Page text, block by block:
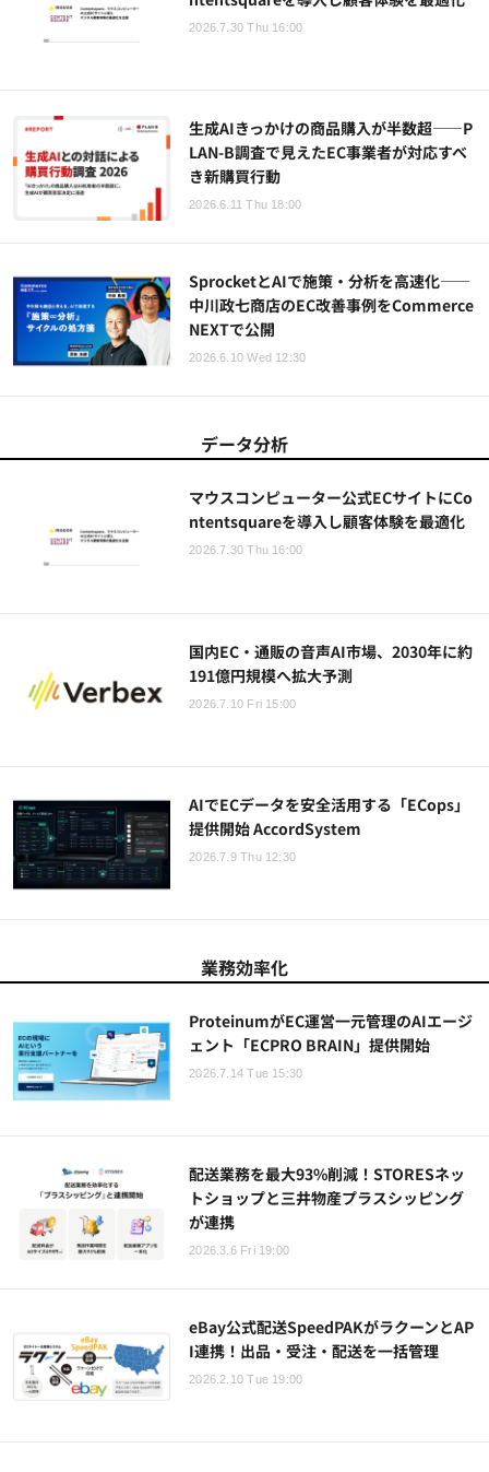
2026.7.30 Thu 16:00
生成AIきっかけの商品購入が半数超――P
LAN-B調査で見えたEC事業者が対応すべ
き新購買行動
2026.6.11 Thu 18:00
SprocketとAIで施策・分析を高速化――
中川政七商店のEC改善事例をCommerce
NEXTで公開
2026.6.10 Wed 12:30
データ分析
マウスコンピューター公式ECサイトにCo
ntentsquareを導入し顧客体験を最適化
2026.7.30 Thu 16:00
国内EC・通販の音声AI市場、2030年に約
191億円規模へ拡大予測
2026.7.10 Fri 15:00
AIでECデータを安全活用する「ECops」
提供開始 AccordSystem
2026.7.9 Thu 12:30
業務効率化
ProteinumがEC運営一元管理のAIエージ
ェント「ECPRO BRAIN」提供開始
2026.7.14 Tue 15:30
配送業務を最大93%削減！STORESネッ
トショップと三井物産プラスシッピング
が連携
2026.3.6 Fri 19:00
eBay公式配送SpeedPAKがラクーンとAP
I連携！出品・受注・配送を一括管理
2026.2.10 Tue 19:00